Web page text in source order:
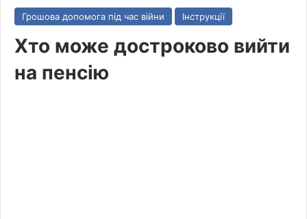
Грошова допомога під час війни Інструкції
Хто може достроково вийти
на пенсію